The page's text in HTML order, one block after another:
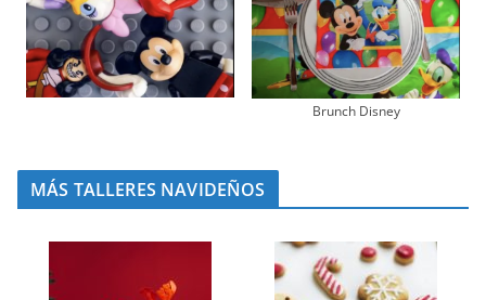
Brunch Disney
MÁS TALLERES NAVIDEÑOS